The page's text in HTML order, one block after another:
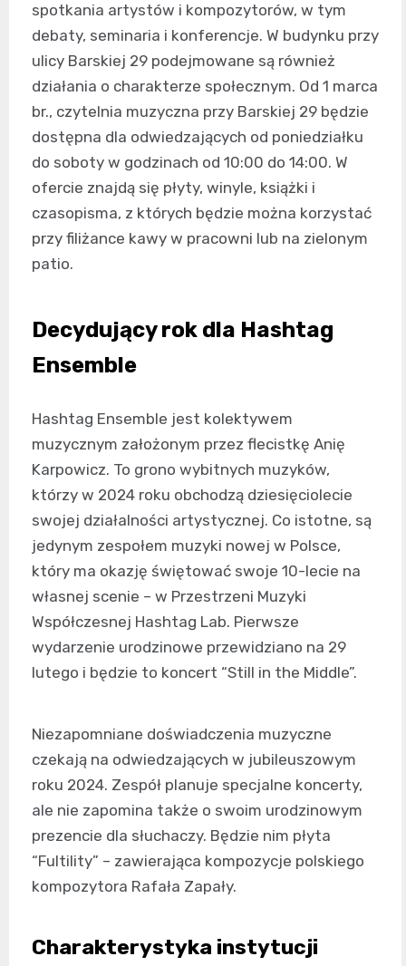
spotkania artystów i kompozytorów, w tym
debaty, seminaria i konferencje. W budynku przy
ulicy Barskiej 29 podejmowane są również
działania o charakterze społecznym. Od 1 marca
br., czytelnia muzyczna przy Barskiej 29 będzie
dostępna dla odwiedzających od poniedziałku
do soboty w godzinach od 10:00 do 14:00. W
ofercie znajdą się płyty, winyle, książki i
czasopisma, z których będzie można korzystać
przy filiżance kawy w pracowni lub na zielonym
patio.
Decydujący rok dla Hashtag
Ensemble
Hashtag Ensemble jest kolektywem
muzycznym założonym przez flecistkę Anię
Karpowicz. To grono wybitnych muzyków,
którzy w 2024 roku obchodzą dziesięciolecie
swojej działalności artystycznej. Co istotne, są
jedynym zespołem muzyki nowej w Polsce,
który ma okazję świętować swoje 10-lecie na
własnej scenie – w Przestrzeni Muzyki
Współczesnej Hashtag Lab. Pierwsze
wydarzenie urodzinowe przewidziano na 29
lutego i będzie to koncert “Still in the Middle”.
Niezapomniane doświadczenia muzyczne
czekają na odwiedzających w jubileuszowym
roku 2024. Zespół planuje specjalne koncerty,
ale nie zapomina także o swoim urodzinowym
prezencie dla słuchaczy. Będzie nim płyta
“Fultility” – zawierająca kompozycje polskiego
kompozytora Rafała Zapały.
Charakterystyka instytucji